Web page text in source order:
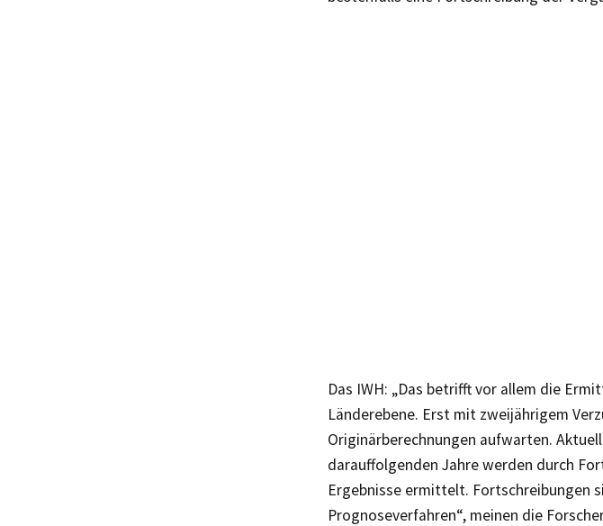
Das IWH: „Das betrifft vor allem die
Länderebene. Erst mit zweijährigem
Originärberechnungen aufwarten.
darauffolgenden Jahre werden durch
Ergebnisse ermittelt. Fortschreibungen
Prognoseverfahren“, meinen die